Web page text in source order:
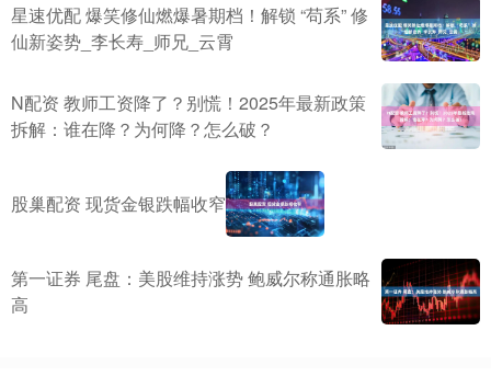
星速优配 爆笑修仙燃爆暑期档！解锁 “苟系” 修
仙新姿势_李长寿_师兄_云霄
N配资 教师工资降了？别慌！2025年最新政策
拆解：谁在降？为何降？怎么破？
股巢配资 现货金银跌幅收窄
第一证券 尾盘：美股维持涨势 鲍威尔称通胀略
高